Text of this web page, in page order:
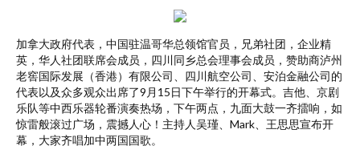
加拿大政府代表，中国驻温哥华总领馆官员，兄弟社团，企业精
英，华人社团联席会成员，四川同乡总会理事会成员，赞助商泸州
老窖国际发展（香港）有限公司、四川航空公司、安泊金融公司的
代表以及众多观众出席了9月15日下午举行的开幕式。吉他、京剧
乐队等中西乐器轮番演奏热场，下午两点，九面大鼓一齐擂响，如
惊雷般滚过广场，震撼人心！主持人吴瑾、Mark、王思思宣布开
幕，大家齐唱加中两国国歌。